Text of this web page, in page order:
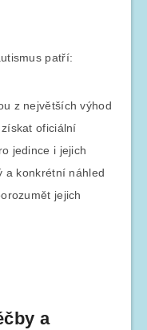
patří:
z největších výhod
oficiální
jedince i jejich
a konkrétní náhled
jejich
a